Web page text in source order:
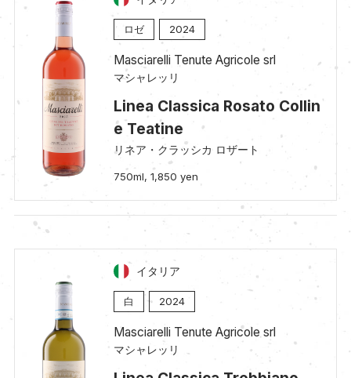
ロゼ 2024
Masciarelli Tenute Agricole srl
マシャレッリ
Linea Classica Rosato Collin
e Teatine
リネア・クラッシカ ロザート
750ml, 1,850 yen
イタリア
白 2024
Masciarelli Tenute Agricole srl
マシャレッリ